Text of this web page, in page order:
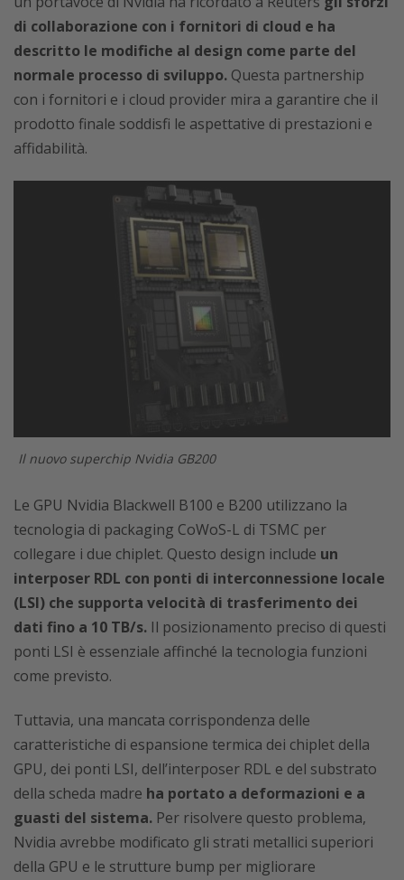
di collaborazione con i fornitori di cloud e ha
descritto le modifiche al design come parte del
normale processo di sviluppo. Questa partnership
con i fornitori e i cloud provider mira a garantire che il
prodotto finale soddisfi le aspettative di prestazioni e
affidabilità.
Il nuovo superchip Nvidia GB200
Le GPU Nvidia Blackwell B100 e B200 utilizzano la
tecnologia di packaging CoWoS-L di TSMC per
collegare i due chiplet. Questo design include un
interposer RDL con ponti di interconnessione locale
(LSI) che supporta velocità di trasferimento dei
dati fino a 10 TB/s. Il posizionamento preciso di questi
ponti LSI è essenziale affinché la tecnologia funzioni
come previsto.
Tuttavia, una mancata corrispondenza delle
caratteristiche di espansione termica dei chiplet della
GPU, dei ponti LSI, dell’interposer RDL e del substrato
della scheda madre ha portato a deformazioni e a
guasti del sistema. Per risolvere questo problema,
Nvidia avrebbe modificato gli strati metallici superiori
della GPU e le strutture bump per migliorare